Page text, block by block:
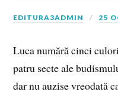
EDITURA3ADMIN 25
Luca numără cinci
patru secte ale
dar nu auzise vreodată